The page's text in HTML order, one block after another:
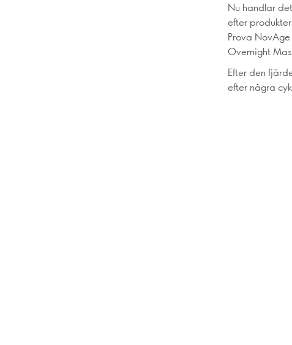
Nu handlar
efter
Prova
Overnight
Efter den
efter några